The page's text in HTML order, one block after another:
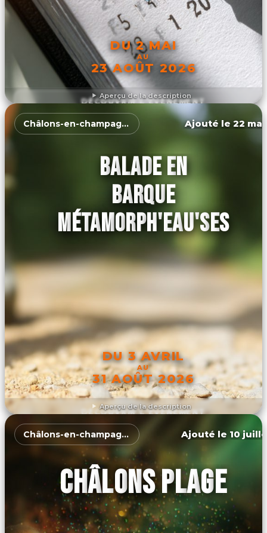
Aperçu de la description
DU 2 MAI
AU
23 AOÛT 2026
DÉCOUVRIR L'ÉVÉNEMENT
Aperçu de la description
Châlons-en-champagne Ajouté le 22
BALADE EN
BARQUE
MÉTAMORPH'EAU'SES
DU 3 AVRIL
AU
31 AOÛT 2026
DÉCOUVRIR L'ÉVÉNEMENT
Châlons-en-champagne Ajouté le 10
CHÂLONS PLAGE